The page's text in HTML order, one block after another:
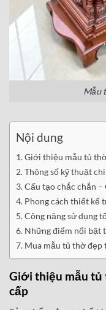
Mẫu
Nội dung
Giới thiệu mẫu tủ
Thông số kỹ thuật
Cấu tạo chắc chắn –
Phong cách thiết kế
Công năng sử dụng
Những điểm nổi bật
Mua mẫu tủ thờ đẹp
Giới thiệu mẫu tủ
cấp